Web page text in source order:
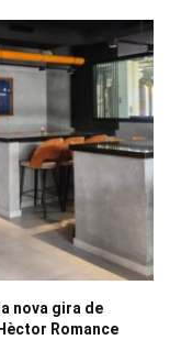
nova gira de
Romance